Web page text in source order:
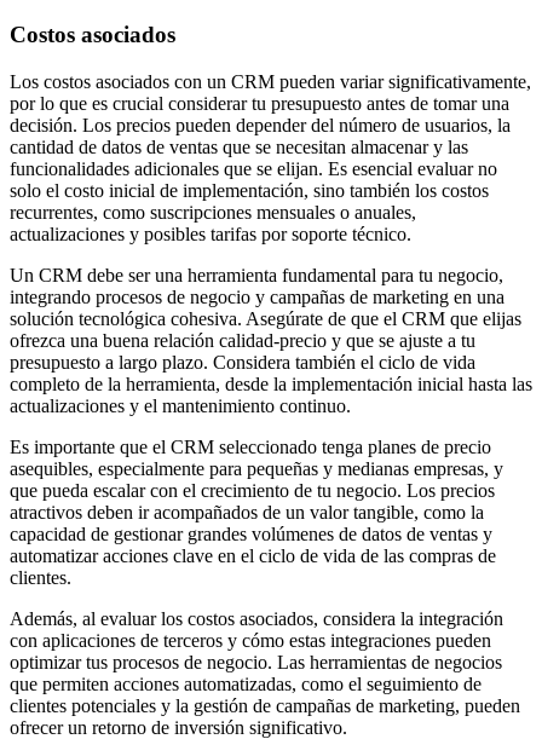
Costos asociados
Los costos asociados con un CRM pueden variar significativamente,
por lo que es crucial considerar tu presupuesto antes de tomar una
decisión. Los precios pueden depender del número de usuarios, la
cantidad de datos de ventas que se necesitan almacenar y las
funcionalidades adicionales que se elijan. Es esencial evaluar no
solo el costo inicial de implementación, sino también los costos
recurrentes, como suscripciones mensuales o anuales,
actualizaciones y posibles tarifas por soporte técnico.
Un CRM debe ser una herramienta fundamental para tu negocio,
integrando procesos de negocio y campañas de marketing en una
solución tecnológica cohesiva. Asegúrate de que el CRM que elijas
ofrezca una buena relación calidad-precio y que se ajuste a tu
presupuesto a largo plazo. Considera también el ciclo de vida
completo de la herramienta, desde la implementación inicial hasta las
actualizaciones y el mantenimiento continuo.
Es importante que el CRM seleccionado tenga planes de precio
asequibles, especialmente para pequeñas y medianas empresas, y
que pueda escalar con el crecimiento de tu negocio. Los precios
atractivos deben ir acompañados de un valor tangible, como la
capacidad de gestionar grandes volúmenes de datos de ventas y
automatizar acciones clave en el ciclo de vida de las compras de
clientes.
Además, al evaluar los costos asociados, considera la integración
con aplicaciones de terceros y cómo estas integraciones pueden
optimizar tus procesos de negocio. Las herramientas de negocios
que permiten acciones automatizadas, como el seguimiento de
clientes potenciales y la gestión de campañas de marketing, pueden
ofrecer un retorno de inversión significativo.